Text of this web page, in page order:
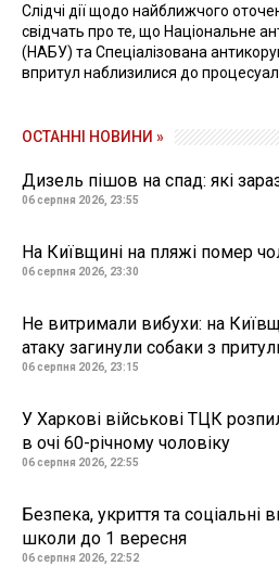
Слідчі дії щодо найближчого
свідчать про те, що Національне
(НАБУ) та Спеціалізована
впритул наблизилися до
ОСТАННІ НОВИНИ »
Дизель пішов на спад: які
06 серпня 2026, 23:55
На Київщині на пляжі помер
06 серпня 2026, 23:30
Не витримали вибухи: на
атаку загинули собаки з
06 серпня 2026, 23:15
У Харкові військові ТЦК
в очі 60-річному чоловіку
06 серпня 2026, 22:55
Безпека, укриття та соціальні
школи до 1 вересня
06 серпня 2026, 22:52